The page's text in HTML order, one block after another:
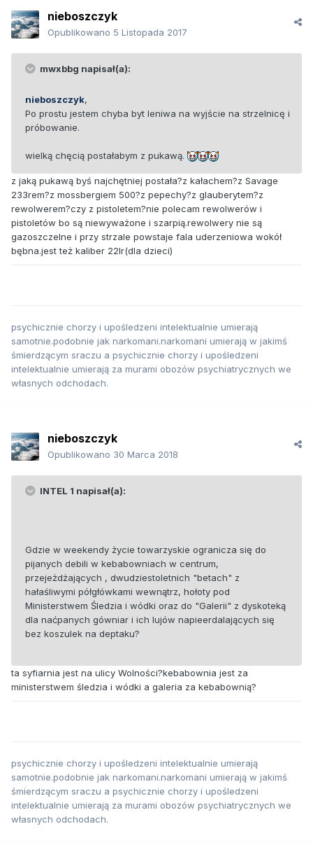
nieboszczyk
Opublikowano 5 Listopada 2017
mwxbbg napisał(a):
nieboszczyk,
Po prostu jestem chyba byt leniwa na wyjście na strzelnicę i
próbowanie.
wielką chęcią postałabym z pukawą.
z jaką pukawą byś najchętniej postała?z kałachem?z Savage
233rem?z mossbergiem 500?z pepechy?z glauberytem?z
rewolwerem?czy z pistoletem?nie polecam rewolwerów i
pistoletów bo są niewyważone i szarpią.rewolwery nie są
gazoszczelne i przy strzale powstaje fala uderzeniowa wokół
bębna.jest też kaliber 22lr(dla dzieci)
psychicznie chorzy i upośledzeni intelektualnie umierają
samotnie.podobnie jak narkomani.narkomani umierają w jakimś
śmierdzącym sraczu a psychicznie chorzy i upośledzeni
intelektualnie umierają za murami obozów psychiatrycznych we
własnych odchodach.
nieboszczyk
Opublikowano 30 Marca 2018
INTEL 1 napisał(a):
Gdzie w weekendy życie towarzyskie ogranicza się do
pijanych debili w kebabowniach w centrum,
przejeżdżających , dwudziestoletnich "betach" z
hałaśliwymi półgłówkami wewnątrz, hołoty pod
Ministerstwem Śledzia i wódki oraz do "Galerii" z dyskoteką
dla naćpanych gówniar i ich lujów napieerdalających się
bez koszulek na deptaku?
ta syfiarnia jest na ulicy Wolności?kebabownia jest za
ministerstwem śledzia i wódki a galeria za kebabownią?
psychicznie chorzy i upośledzeni intelektualnie umierają
samotnie.podobnie jak narkomani.narkomani umierają w jakimś
śmierdzącym sraczu a psychicznie chorzy i upośledzeni
intelektualnie umierają za murami obozów psychiatrycznych we
własnych odchodach.